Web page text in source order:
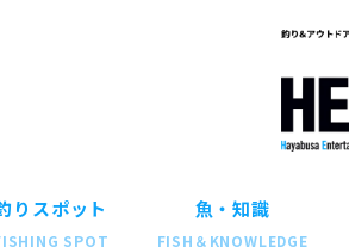
りスポット
SPOT
魚・知識
FISH＆KNOWLEDGE